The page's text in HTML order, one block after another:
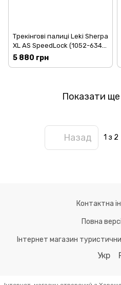
Трекінгові палиці Leki Sherpa
XL AS SpeedLock (1052-634
2029)
5 880 грн
Показати ще
Назад 1 з 2
Контактна
Повна
Інтернет магазин
Укр